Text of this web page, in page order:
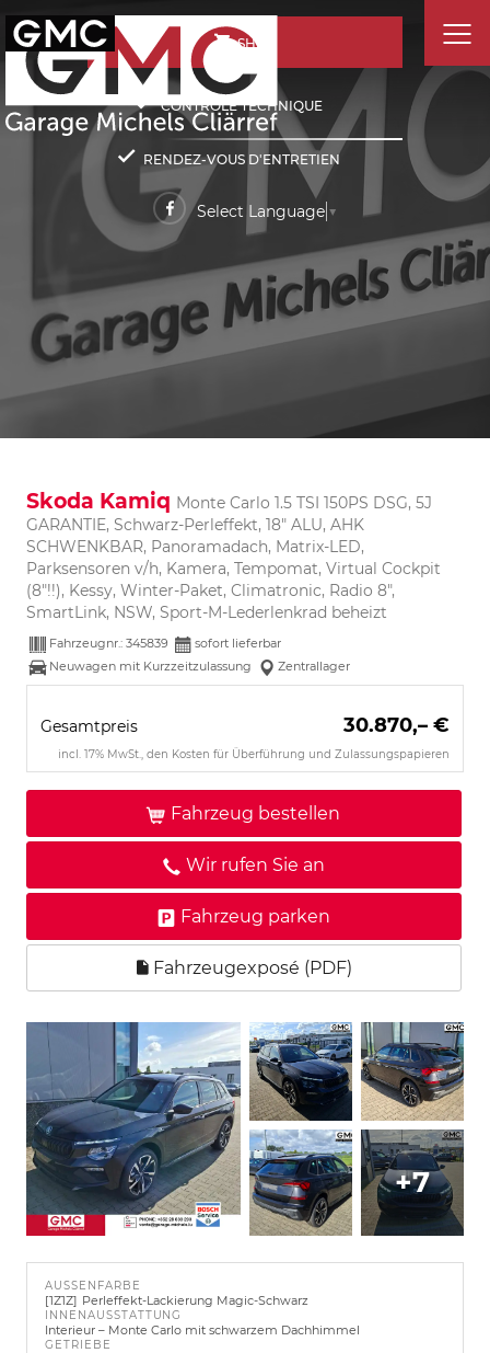
SHOP
CONTRÔLE TECHNIQUE
RENDEZ-VOUS D'ENTRETIEN
Select Language ▼
Skoda Kamiq Monte Carlo 1.5 TSI 150PS DSG, 5J
GARANTIE, Schwarz-Perleffekt, 18" ALU, AHK
SCHWENKBAR, Panoramadach, Matrix-LED,
Parksensoren v/h, Kamera, Tempomat, Virtual Cockpit
(8"!!), Kessy, Winter-Paket, Climatronic, Radio 8",
SmartLink, NSW, Sport-M-Lederlenkrad beheizt
Fahrzeugnr.: 345839
sofort lieferbar
Neuwagen mit Kurzzeitzulassung
Zentrallager
Gesamtpreis 30.870,– €
incl. 17% MwSt., den Kosten für Überführung und Zulassungspapieren
Fahrzeug bestellen
Wir rufen Sie an
Fahrzeug parken
Fahrzeugexposé (PDF)
+7
AUSSENFARBE
1Z1Z Perleffekt-Lackierung Magic-Schwarz
INNENAUSSTATTUNG
Interieur – Monte Carlo mit schwarzem Dachhimmel
GETRIEBE